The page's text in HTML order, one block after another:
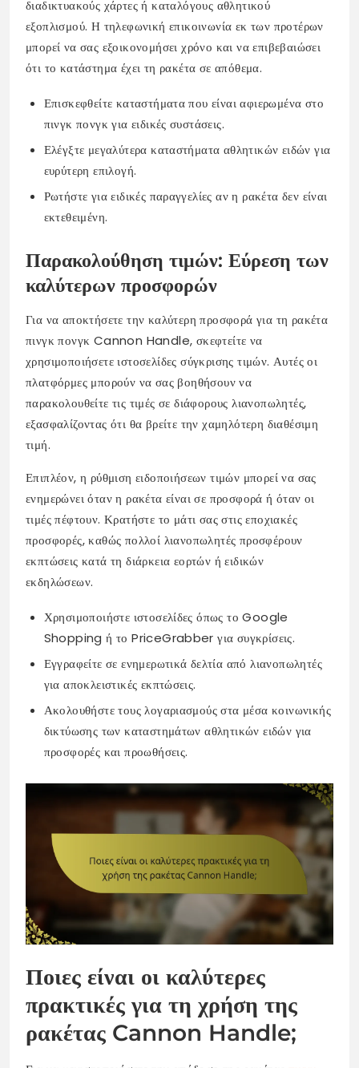
διαδικτυακούς χάρτες ή καταλόγους αθλητικού
εξοπλισμού. Η τηλεφωνική επικοινωνία εκ των προτέρων
μπορεί να σας εξοικονομήσει χρόνο και να επιβεβαιώσει
ότι το κατάστημα έχει τη ρακέτα σε απόθεμα.
Επισκεφθείτε καταστήματα που είναι αφιερωμένα στο
πινγκ πονγκ για ειδικές συστάσεις.
Ελέγξτε μεγαλύτερα καταστήματα αθλητικών ειδών για
ευρύτερη επιλογή.
Ρωτήστε για ειδικές παραγγελίες αν η ρακέτα δεν είναι
εκτεθειμένη.
Παρακολούθηση τιμών: Εύρεση των
καλύτερων προσφορών
Για να αποκτήσετε την καλύτερη προσφορά για τη ρακέτα
πινγκ πονγκ Cannon Handle, σκεφτείτε να
χρησιμοποιήσετε ιστοσελίδες σύγκρισης τιμών. Αυτές οι
πλατφόρμες μπορούν να σας βοηθήσουν να
παρακολουθείτε τις τιμές σε διάφορους λιανοπωλητές,
εξασφαλίζοντας ότι θα βρείτε την χαμηλότερη διαθέσιμη
τιμή.
Επιπλέον, η ρύθμιση ειδοποιήσεων τιμών μπορεί να σας
ενημερώνει όταν η ρακέτα είναι σε προσφορά ή όταν οι
τιμές πέφτουν. Κρατήστε το μάτι σας στις εποχιακές
προσφορές, καθώς πολλοί λιανοπωλητές προσφέρουν
εκπτώσεις κατά τη διάρκεια εορτών ή ειδικών
εκδηλώσεων.
Χρησιμοποιήστε ιστοσελίδες όπως το Google
Shopping ή το PriceGrabber για συγκρίσεις.
Εγγραφείτε σε ενημερωτικά δελτία από λιανοπωλητές
για αποκλειστικές εκπτώσεις.
Ακολουθήστε τους λογαριασμούς στα μέσα κοινωνικής
δικτύωσης των καταστημάτων αθλητικών ειδών για
προσφορές και προωθήσεις.
Ποιες είναι οι καλύτερες
πρακτικές για τη χρήση της
ρακέτας Cannon Handle;